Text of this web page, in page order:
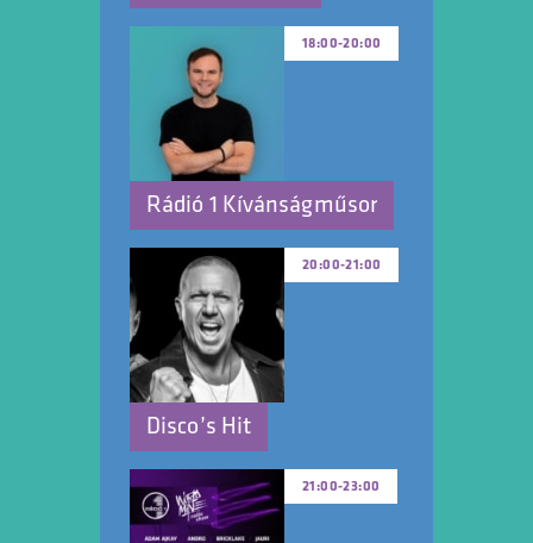
18:00-20:00
Rádió 1 Kívánságműsor
20:00-21:00
Disco’s Hit
21:00-23:00